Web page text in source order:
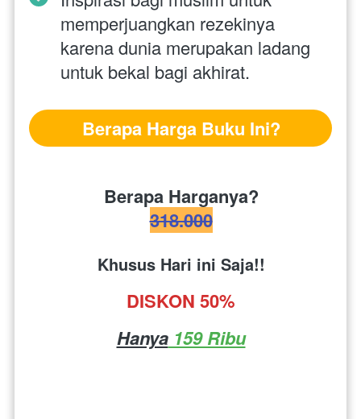
memperjuangkan rezekinya
karena dunia merupakan ladang
untuk bekal bagi akhirat.
Berapa Harga Buku Ini?
Berapa Harganya?
318.000
Khusus Hari ini Saja!!
DISKON 50%
Hanya 159 Ribu